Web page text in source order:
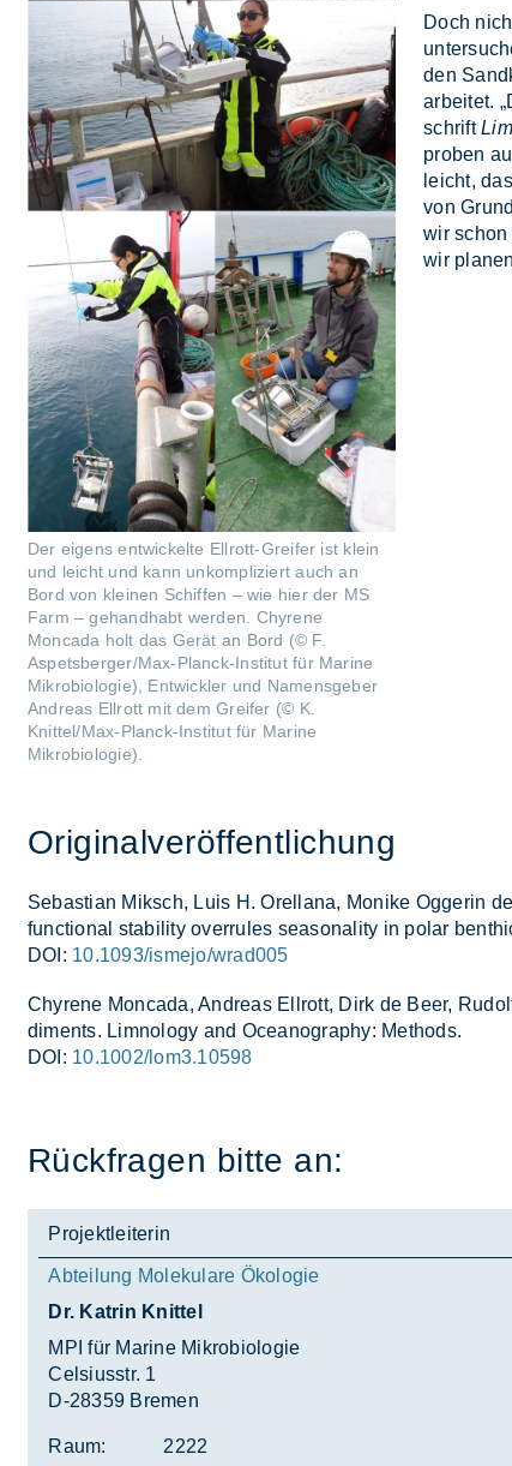
Der eigens entwickelte Ellrott-Greifer ist klein
und leicht und kann unkompliziert auch an
Bord von kleinen Schiffen – wie hier der MS
Farm – gehandhabt werden. Chyrene
Moncada holt das Gerät an Bord (© F.
Aspetsberger/Max-Planck-Institut für Marine
Mikrobiologie), Entwickler und Namensgeber
Andreas Ellrott mit dem Greifer (© K.
Knittel/Max-Planck-Institut für Marine
Mikrobiologie).
Doch
den
ar­bei­tet.
schrift
pro­ben
leicht,
von
wir schon
wir
Ori­gi­nal­ver­öf­fent­li­chung
Se­bas­ti­an Miksch, Luis H. Orel­la­na, Mo­ni­ke Og­ge­rin
func­tio­nal sta­bi­li­ty over­ru­les sea­so­na­li­ty in po­lar
DOI: 10.1093/ismejo/wrad005
Chy­re­ne Mon­ca­da, An­dre­as Ell­rott, Dirk de Beer,
di­ments. Lim­no­lo­gy and Ocea­no­gra­phy: Me­thods.
DOI: 10.1002/lom3.10598
Rück­fra­gen bit­te an:
Projektleiterin
Abteilung Molekulare Ökologie
Dr. Katrin Knittel
MPI für Marine Mikrobiologie
Celsiusstr. 1
D-28359 Bremen
Raum: 2222